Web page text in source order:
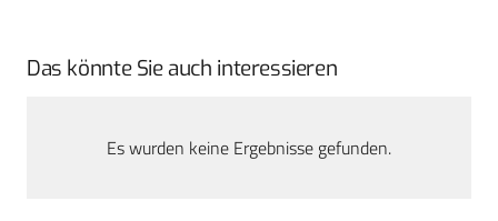
Das könnte Sie auch interessieren
Es wurden keine Ergebnisse gefunden.